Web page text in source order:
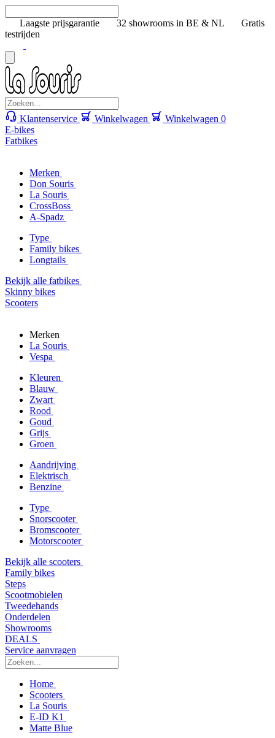
Laagste prijsgarantie 32 showrooms in BE & NL
Gratis
testrijden
Klantenservice Winkelwagen Winkelwagen 0
E-bikes
Fatbikes
Merken
Don Souris
La Souris
CrossBoss
A-Spadz
Type
Family bikes
Longtails
Bekijk alle fatbikes
Skinny bikes
Scooters
Merken
La Souris
Vespa
Kleuren
Blauw
Zwart
Rood
Goud
Grijs
Groen
Aandrijving
Elektrisch
Benzine
Type
Snorscooter
Bromscooter
Motorscooter
Bekijk alle scooters
Family bikes
Steps
Scootmobielen
Tweedehands
Onderdelen
Showrooms
DEALS
Service aanvragen
Home
Scooters
La Souris
E-ID K1
Matte Blue